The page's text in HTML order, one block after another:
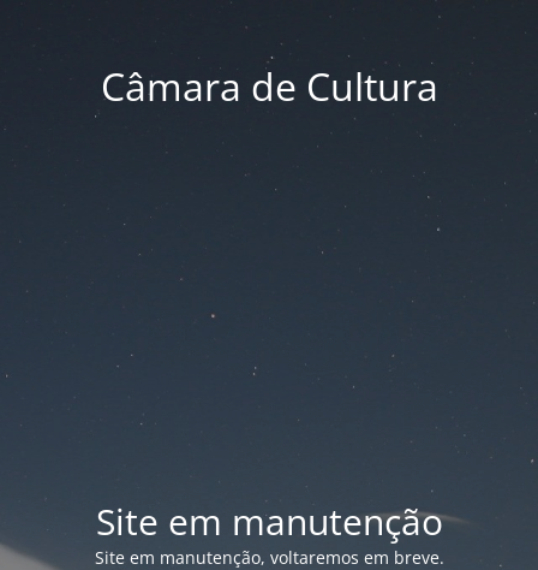
Câmara de Cultura
Site em manutenção
Site em manutenção, voltaremos em breve.